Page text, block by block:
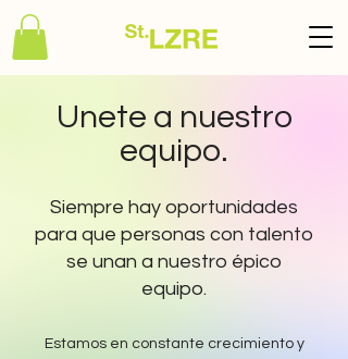
Unete a nuestro
equipo.
Siempre hay oportunidades
para que personas con talento
se unan a nuestro épico
equipo.
Estamos en constante crecimiento y